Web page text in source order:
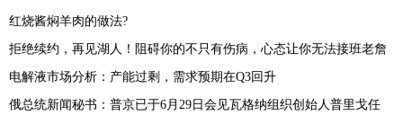
红烧酱焖羊肉的做法?
拒绝续约，再见湖人！阻碍你的不只有伤病，心态让你无法接班老詹
电解液市场分析：产能过剩，需求预期在Q3回升
俄总统新闻秘书：普京已于6月29日会见瓦格纳组织创始人普里戈任